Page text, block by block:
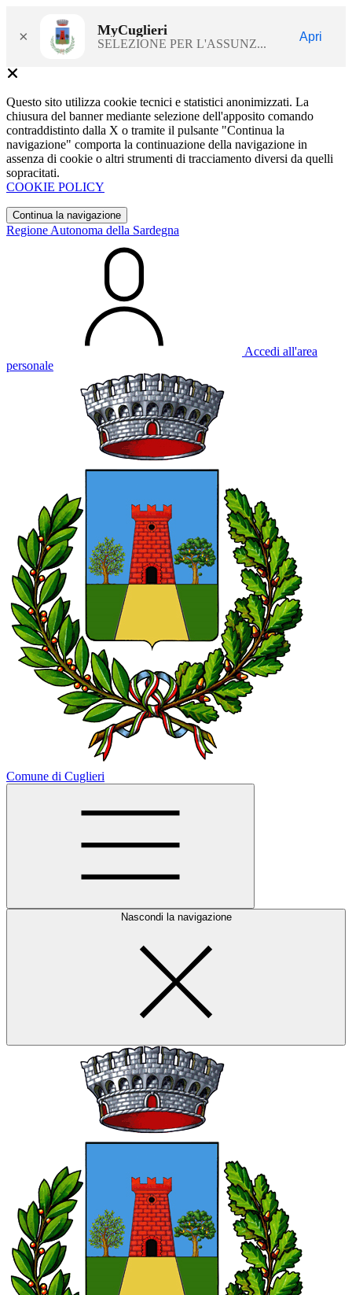
× MyCuglieri
SELEZIONE PER L'ASSUNZ...
Apri
Questo sito utilizza cookie tecnici e statistici anonimizzati. La
chiusura del banner mediante selezione dell'apposito comando
contraddistinto dalla X o tramite il pulsante "Continua la
navigazione" comporta la continuazione della navigazione in
assenza di cookie o altri strumenti di tracciamento diversi da quelli
sopracitati.
COOKIE POLICY
Continua la navigazione
Regione Autonoma della Sardegna
Accedi all'area
personale
Comune di Cuglieri
Nascondi la navigazione